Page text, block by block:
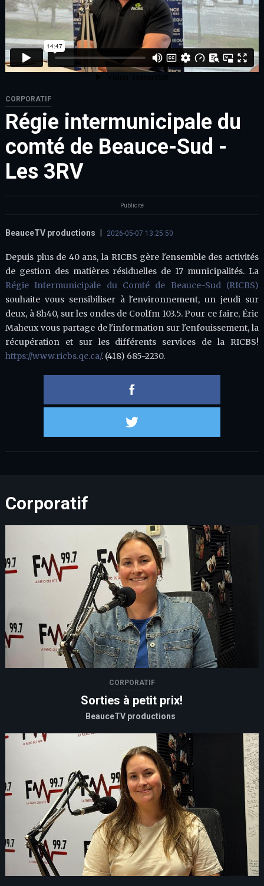
CORPORATIF
Régie intermunicipale du
comté de Beauce-Sud -
Les 3RV
Publicité
BeauceTV productions 2026-05-07 13:25:50
Depuis plus de 40 ans, la RICBS gère l'ensemble des activités
de gestion des matières résiduelles de 17 municipalités. La
Régie Intermunicipale du Comté de Beauce-Sud (RICBS)
souhaite vous sensibiliser à l'environnement, un jeudi sur
deux, à 8h40, sur les ondes de Coolfm 103.5. Pour ce faire, Éric
Maheux vous partage de l'information sur l'enfouissement, la
récupération et sur les différents services de la RICBS!
https://www.ricbs.qc.ca/. (418) 685-2230.
Corporatif
CORPORATIF
Sorties à petit prix!
BeauceTV productions